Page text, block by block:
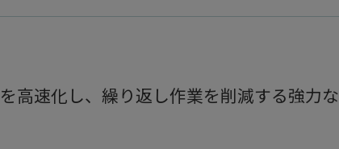
高速化し、繰り返し作業を削減する強力な